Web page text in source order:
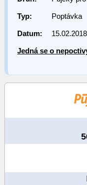
Typ: Poptávka
Datum: 15.02.2018
Jedná se o